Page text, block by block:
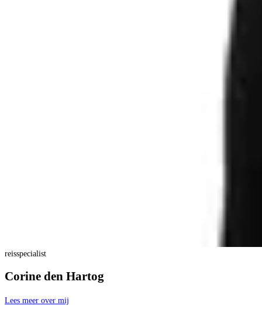
reisspecialist
Corine den Hartog
Lees meer over mij